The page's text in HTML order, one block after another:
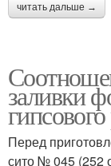
читать дальше →
заливки
Перед
сито № 045 (252